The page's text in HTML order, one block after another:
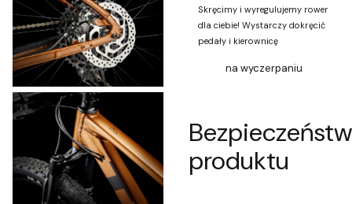
Skręcimy i wyregulujemy rower
dla ciebie! Wystarczy dokręcić
pedały i kierownicę
na wyczerpaniu
produktu